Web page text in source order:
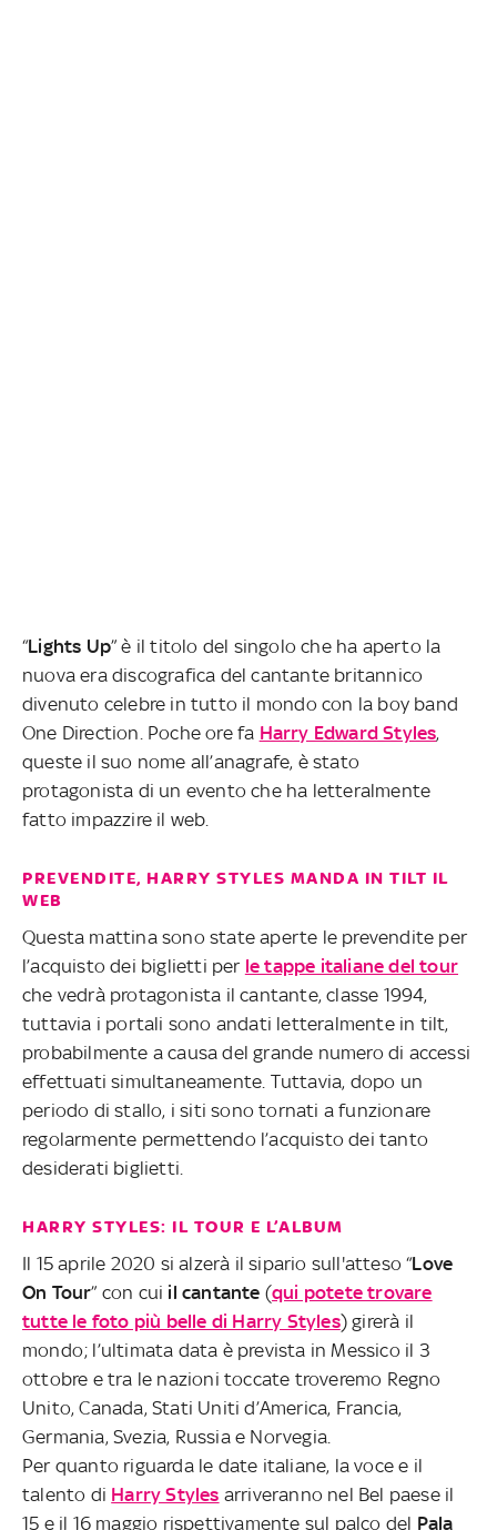
“Lights Up” è il titolo del singolo che ha aperto la
nuova era discografica del cantante britannico
divenuto celebre in tutto il mondo con la boy band
One Direction. Poche ore fa Harry Edward Styles,
queste il suo nome all’anagrafe, è stato
protagonista di un evento che ha letteralmente
fatto impazzire il web.
PREVENDITE, HARRY STYLES MANDA IN TILT IL
WEB
Questa mattina sono state aperte le prevendite per
l’acquisto dei biglietti per le tappe italiane del tour
che vedrà protagonista il cantante, classe 1994,
tuttavia i portali sono andati letteralmente in tilt,
probabilmente a causa del grande numero di accessi
effettuati simultaneamente. Tuttavia, dopo un
periodo di stallo, i siti sono tornati a funzionare
regolarmente permettendo l’acquisto dei tanto
desiderati biglietti.
HARRY STYLES: IL TOUR E L’ALBUM
Il 15 aprile 2020 si alzerà il sipario sull'atteso “Love
On Tour” con cui il cantante (qui potete trovare
tutte le foto più belle di Harry Styles) girerà il
mondo; l’ultimata data è prevista in Messico il 3
ottobre e tra le nazioni toccate troveremo Regno
Unito, Canada, Stati Uniti d’America, Francia,
Germania, Svezia, Russia e Norvegia.
Per quanto riguarda le date italiane, la voce e il
talento di Harry Styles arriveranno nel Bel paese il
15 e il 16 maggio rispettivamente sul palco del Pala